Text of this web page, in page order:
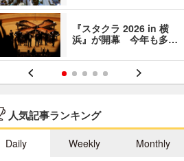
『スタクラ 2026 in 横
浜』が開幕 今年も多…
人気記事ランキング
Daily Weekly Monthly